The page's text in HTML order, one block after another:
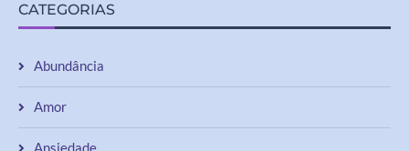
CATEGORIAS
Abundância
Amor
Ansiedade